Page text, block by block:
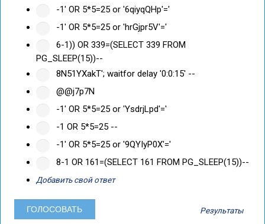
-1' OR 5*5=25 or '6qiyqQHp'='
-1' OR 5*5=25 or 'hrGjpr5V'='
6-1)) OR 339=(SELECT 339 FROM
PG_SLEEP(15))--
8N51YXakT'; waitfor delay '0:0:15' --
@@j7p7N
-1' OR 5*5=25 or 'YsdrjLpd'='
-1 OR 5*5=25 --
-1' OR 5*5=25 or '9QYIyP0X'='
8-1 OR 161=(SELECT 161 FROM PG_SLEEP(15))--
Добавить свой ответ
Результаты